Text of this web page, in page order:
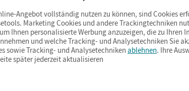
(Lieferung in 3–6 Tagen).
Angebot vollständig nutzen zu können, sind Cookies
Marketing Cookies und andere Trackingtechniken
Ihnen personalisierte Werbung anzuzeigen, die zu Ihren
und welche Tracking- und Analysetechniken Sie
sowie Tracking- und Analysetechniken ablehnen. Ihre
später jederzeit aktualisieren